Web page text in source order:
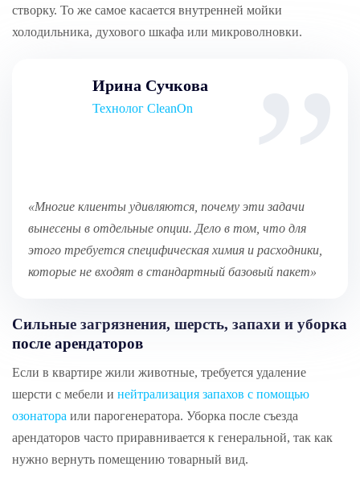
створку. То же самое касается внутренней мойки
холодильника, духового шкафа или микроволновки.
Ирина Сучкова
Технолог CleanOn
«Многие клиенты удивляются, почему эти задачи
вынесены в отдельные опции. Дело в том, что для
этого требуется специфическая химия и расходники,
которые не входят в стандартный базовый пакет»
Сильные загрязнения, шерсть, запахи и уборка
после арендаторов
Если в квартире жили животные, требуется удаление
шерсти с мебели и нейтрализация запахов с помощью
озонатора или парогенератора. Уборка после съезда
арендаторов часто приравнивается к генеральной, так как
нужно вернуть помещению товарный вид.